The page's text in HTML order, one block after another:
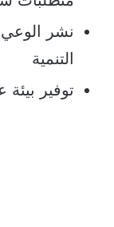
نشر الوعي
التنمية
توفير